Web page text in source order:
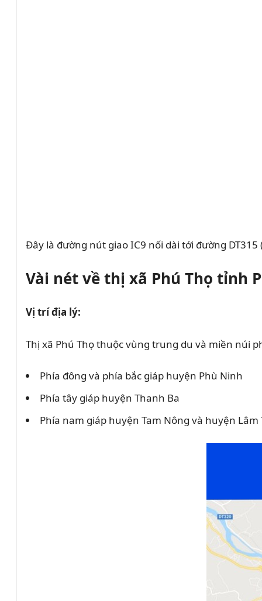
Đây là đường nút giao IC9 nối dài tới đường
Vài nét về thị xã Phú Thọ tỉnh
Vị trí địa lý:
Thị xã Phú Thọ thuộc vùng trung du và miền núi
Phía đông và phía bắc giáp huyện Phù Ninh
Phía tây giáp huyện Thanh Ba
Phía nam giáp huyện Tam Nông và huyện Lâm